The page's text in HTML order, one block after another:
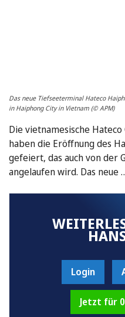
Das neue Tiefseeterminal Hateco
in Haiphong City in Vietnam (© APM)
Die vietnamesische
haben die Eröffnung des
gefeiert, das auch von der
angelaufen wird. Das neue
Login
Jetzt für